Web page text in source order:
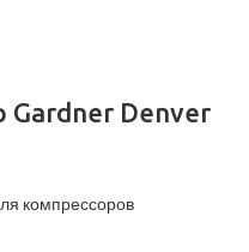
Denver
компрессоров